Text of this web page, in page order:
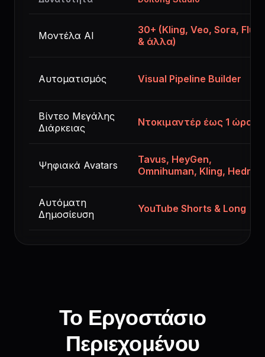
Μοντέλα AI
30+ (Kling, Veo, Sora, Flux
& άλλα)
Αυτοματισμός Visual Pipeline Builder
Βίντεο Μεγάλης
Διάρκειας
Ντοκιμαντέρ έως 1 ώρα
Ψηφιακά Avatars
Tavus, HeyGen,
Omnihuman, Kling, Hedra
Αυτόματη
Δημοσίευση
YouTube Shorts & Long
Το Εργοστάσιο
Περιεχομένου